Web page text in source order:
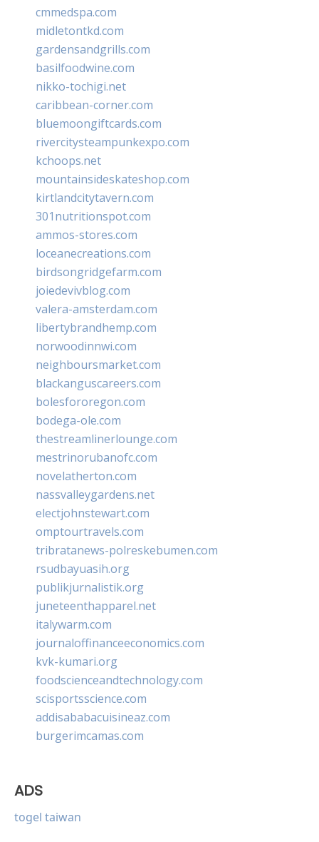
cmmedspa.com
midletontkd.com
gardensandgrills.com
basilfoodwine.com
nikko-tochigi.net
caribbean-corner.com
bluemoongiftcards.com
rivercitysteampunkexpo.com
kchoops.net
mountainsideskateshop.com
kirtlandcitytavern.com
301nutritionspot.com
ammos-stores.com
loceanecreations.com
birdsongridgefarm.com
joiedevivblog.com
valera-amsterdam.com
libertybrandhemp.com
norwoodinnwi.com
neighboursmarket.com
blackanguscareers.com
bolesfororegon.com
bodega-ole.com
thestreamlinerlounge.com
mestrinorubanofc.com
novelatherton.com
nassvalleygardens.net
electjohnstewart.com
omptourtravels.com
tribratanews-polreskebumen.com
rsudbayuasih.org
publikjurnalistik.org
juneteenthapparel.net
italywarm.com
journaloffinanceeconomics.com
kvk-kumari.org
foodscienceandtechnology.com
scisportsscience.com
addisababacuisineaz.com
burgerimcamas.com
ADS
togel taiwan